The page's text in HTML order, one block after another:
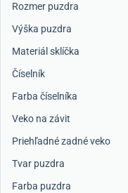
Rozmer puzdra
Výška puzdra
Materiál sklíčka
Číselník
Farba číselníka
Veko na závit
Priehľadné zadné veko
Tvar puzdra
Farba puzdra